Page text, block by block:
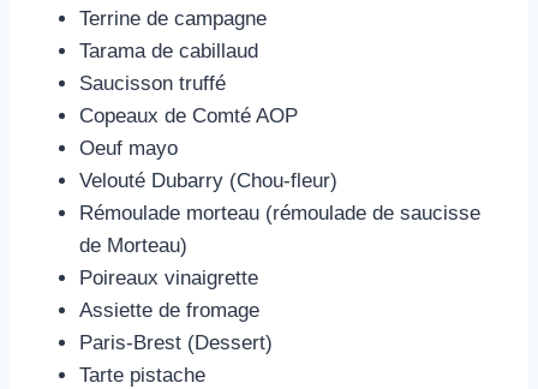
Terrine de campagne
Tarama de cabillaud
Saucisson truffé
Copeaux de Comté AOP
Oeuf mayo
Velouté Dubarry (Chou-fleur)
Rémoulade morteau (rémoulade de saucisse
de Morteau)
Poireaux vinaigrette
Assiette de fromage
Paris-Brest (Dessert)
Tarte pistache